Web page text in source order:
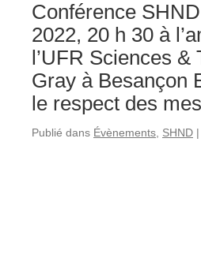
Conférence
2022, 20 h 30 à
l’UFR Sciences
Gray à Besançon
le respect des
Publié dans Évènements SHND |